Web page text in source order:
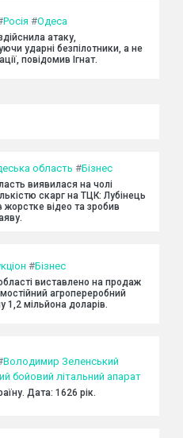
Росія #Одеса
атаку,
ударні безпілотники, а не
повідомив Ігнат.
область #Бізнес
виявилася на чолі
скарг на ТЦК: Лубінець
відео та зробив
#Бізнес
виставлено на продаж
агропереробний
1,2 мільйона доларів.
Володимир Зеленський
бойовий літальний апарат
Дата: 1626 рік.